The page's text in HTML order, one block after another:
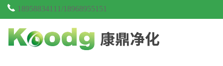
18958834111/18968955151